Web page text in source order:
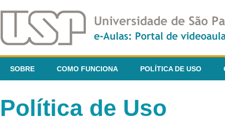
SOBRE COMO FUNCIONA POLÍTICA DE USO
Política de Uso